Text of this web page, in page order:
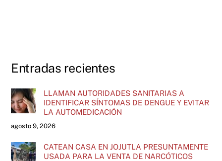
Entradas recientes
LLAMAN AUTORIDADES SANITARIAS A
IDENTIFICAR SÍNTOMAS DE DENGUE Y EVITAR
LA AUTOMEDICACIÓN
agosto 9, 2026
CATEAN CASA EN JOJUTLA PRESUNTAMENTE
USADA PARA LA VENTA DE NARCÓTICOS